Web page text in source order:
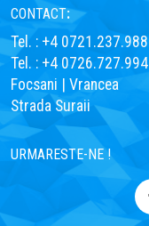
CONTACT:
Tel. : +4 0721.237.988
Tel. : +4 0726.727.994
Focsani | Vrancea
Strada Suraii
URMARESTE-NE !